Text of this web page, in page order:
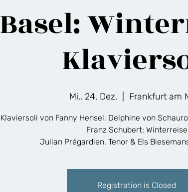
Basel:
Mi., 24. Dez. Frankfurt am
Klaviersoli von Fanny Hensel, Delphine von
Franz Schubert: Winterreise
Julian Prégardien, Tenor & Els
Registration is Closed